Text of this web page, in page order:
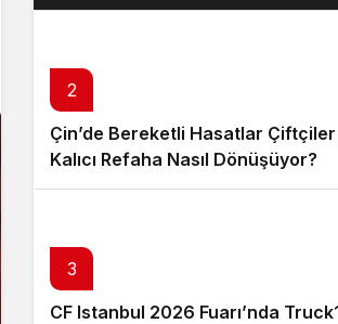
Layık Görüldü?
2
Çin’de Bereketli Hasatlar
Kalıcı Refaha Nasıl Dönüşüyor?
3
CF Istanbul 2026 Fuarı’nda